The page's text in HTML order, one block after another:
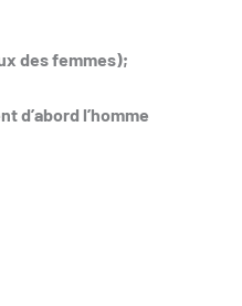
des femmes);
d’abord l’homme